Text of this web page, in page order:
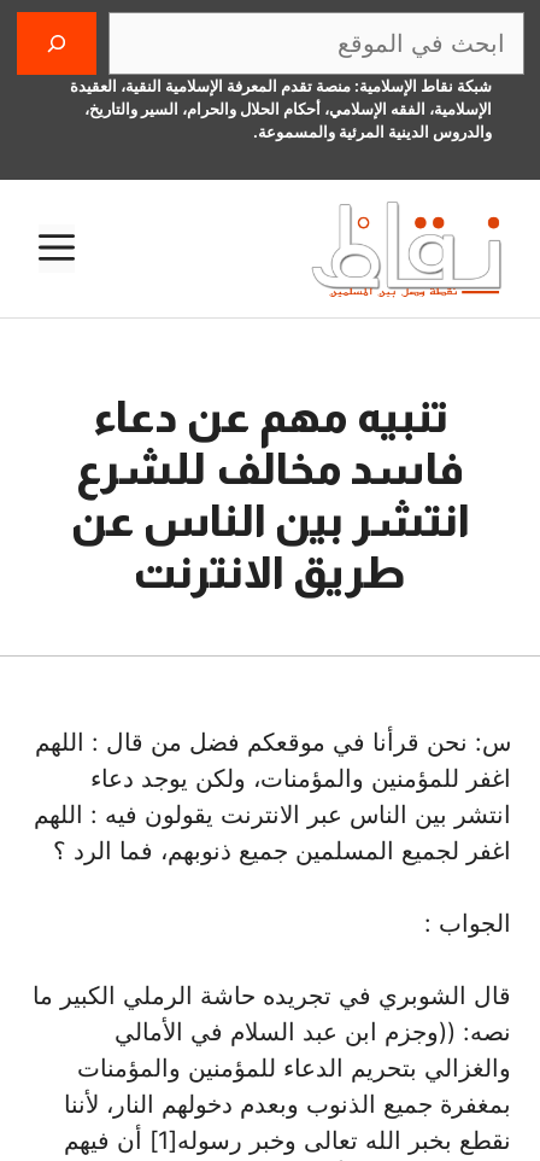
انتقل
المحتوىشبكة نقاط الإسلامية: منصة تقدم المعرفة الإسلامية النقية، العقيدة
الإسلامية، الفقه الإسلامي، أحكام الحلال والحرام، السير والتاريخ،
والدروس الدينية المرئية والمسموعة.
تنبيه مهم عن دعاء
فاسد مخالف للشرع
انتشر بين الناس عن
طريق الانترنت
س: نحن قرأنا في موقعكم فضل من قال : اللهم
اغفر للمؤمنين والمؤمنات، ولكن يوجد دعاء
انتشر بين الناس عبر الانترنت يقولون فيه : اللهم
اغفر لجميع المسلمين جميع ذنوبهم، فما الرد ؟
الجواب :
قال الشوبري في تجريده حاشة الرملي الكبير ما
نصه: ((وجزم ابن عبد السلام في الأمالي
والغزالي بتحريم الدعاء للمؤمنين والمؤمنات
بمغفرة جميع الذنوب وبعدم دخولهم النار، لأننا
نقطع بخبر الله تعالى وخبر رسوله[1] أن فيهم